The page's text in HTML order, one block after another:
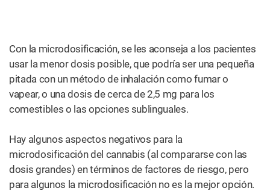
Con la microdosificación, se les aconseja a los pacientes
usar la menor dosis posible, que podría ser una pequeña
pitada con un método de inhalación como fumar o
vapear, o una dosis de cerca de 2,5 mg para los
comestibles o las opciones sublinguales.
Hay algunos aspectos negativos para la
microdosificación del cannabis (al compararse con las
dosis grandes) en términos de factores de riesgo, pero
para algunos la microdosificación no es la mejor opción.